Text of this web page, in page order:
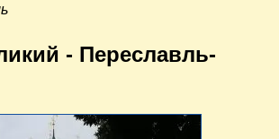
- Переславль-